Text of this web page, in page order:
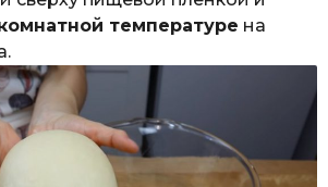
температуре на